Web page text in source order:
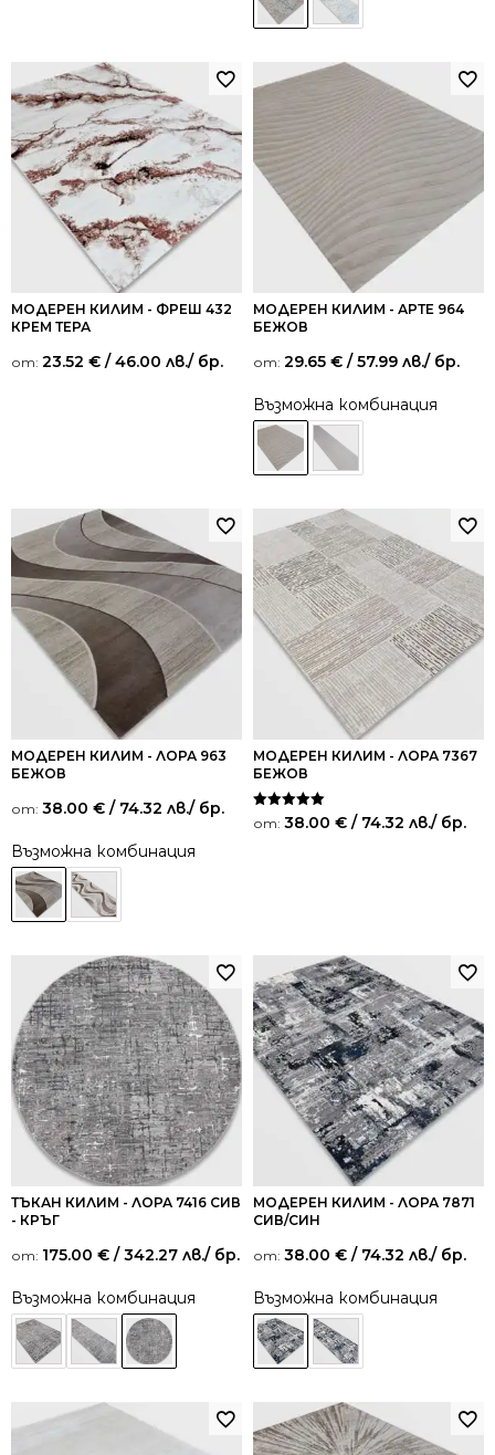
МОДЕРЕН КИЛИМ - ФРЕШ 432
КРЕМ ТЕРА
от: 23.52 € / 46.00 лв./ бр.
МОДЕРЕН КИЛИМ - АРТЕ 964
БЕЖОВ
от: 29.65 € / 57.99 лв./ бр.
Възможна комбинация
МОДЕРЕН КИЛИМ - ЛОРА 963
БЕЖОВ
от: 38.00 € / 74.32 лв./ бр.
Възможна комбинация
МОДЕРЕН КИЛИМ - ЛОРА 7367
БЕЖОВ
Оценено на
5.00
от: 38.00 € / 74.32 лв./ бр.
ТЪКАН КИЛИМ - ЛОРА 7416 СИВ
- КРЪГ
от: 175.00 € / 342.27 лв./ бр.
Възможна комбинация
МОДЕРЕН КИЛИМ - ЛОРА 7871
СИВ/СИН
от: 38.00 € / 74.32 лв./ бр.
Възможна комбинация